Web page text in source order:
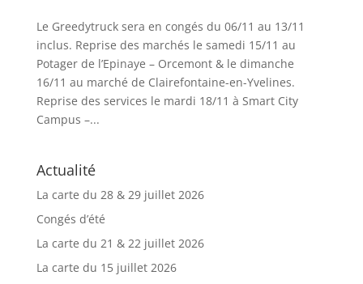
Le Greedytruck sera en congés du 06/11 au 13/11
inclus. Reprise des marchés le samedi 15/11 au
Potager de l’Epinaye – Orcemont & le dimanche
16/11 au marché de Clairefontaine-en-Yvelines.
Reprise des services le mardi 18/11 à Smart City
Campus –...
Actualité
La carte du 28 & 29 juillet 2026
Congés d’été
La carte du 21 & 22 juillet 2026
La carte du 15 juillet 2026